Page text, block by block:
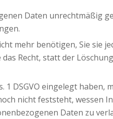
Daten unrechtmäßig
mehr benötigen, Sie sie
Recht, statt der
1 DSGVO eingelegt
nicht feststeht, wessen
Daten zu